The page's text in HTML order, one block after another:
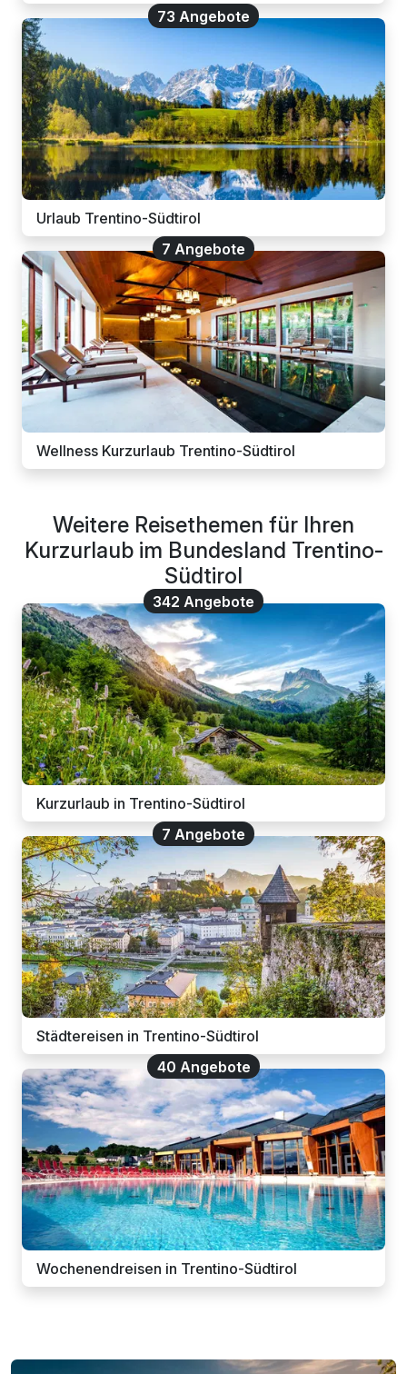
73 Angebote
Urlaub Trentino-Südtirol
7 Angebote
Wellness Kurzurlaub Trentino-Südtirol
Weitere Reisethemen für Ihren
Kurzurlaub im Bundesland Trentino-
Südtirol
342 Angebote
Kurzurlaub in Trentino-Südtirol
7 Angebote
Städtereisen in Trentino-Südtirol
40 Angebote
Wochenendreisen in Trentino-Südtirol